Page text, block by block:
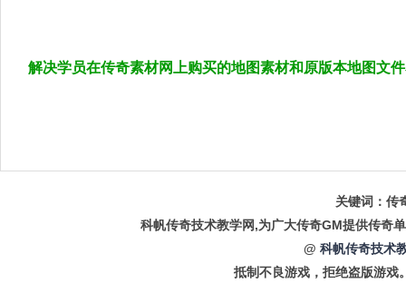
解决学员在传奇素材网上购买的地图素材和原版本地图文
关键词：传
科帆传奇技术教学网,为广大传奇GM提供传奇
@ 科帆传奇技术
抵制不良游戏，拒绝盗版游戏